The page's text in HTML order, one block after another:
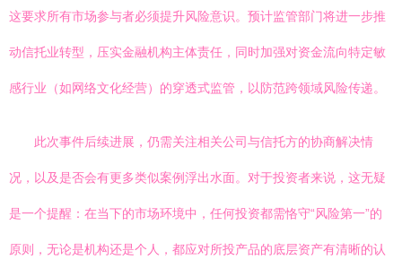
这要求所有市场参与者必须提升风险意识。预计监管部门将进一步推
动信托业转型，压实金融机构主体责任，同时加强对资金流向特定敏
感行业（如网络文化经营）的穿透式监管，以防范跨领域风险传递。
此次事件后续进展，仍需关注相关公司与信托方的协商解决情
况，以及是否会有更多类似案例浮出水面。对于投资者来说，这无疑
是一个提醒：在当下的市场环境中，任何投资都需恪守“风险第一”的
原则，无论是机构还是个人，都应对所投产品的底层资产有清晰的认